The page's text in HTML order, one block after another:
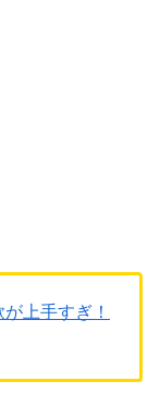
上手すぎ！